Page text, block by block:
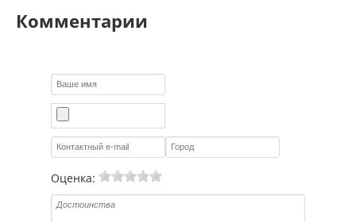
Комментарии
Оценка: